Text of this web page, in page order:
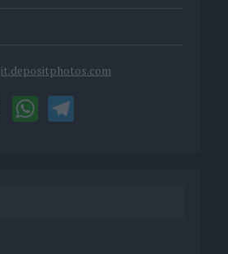
it.depositphotos.com